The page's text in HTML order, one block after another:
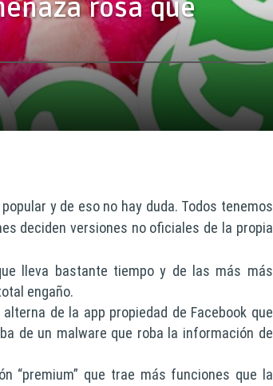
rosa que
y de eso no hay duda. Todos tenemos
deciden versiones no oficiales de la propia
lleva bastante tiempo y de las más más
engaño.
de la app propiedad de Facebook que
de un malware que roba la información de
“premium” que trae más funciones que la